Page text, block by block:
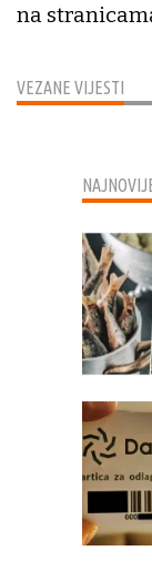
VEZANE VIJESTI
na